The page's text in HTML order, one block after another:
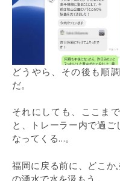
どうやら、その後も順
だ。
それにしても、ここま
と、トレーラー内で過ご
なってくる…。
福岡に戻る前に、どこ
の湧水で水を汲もう。